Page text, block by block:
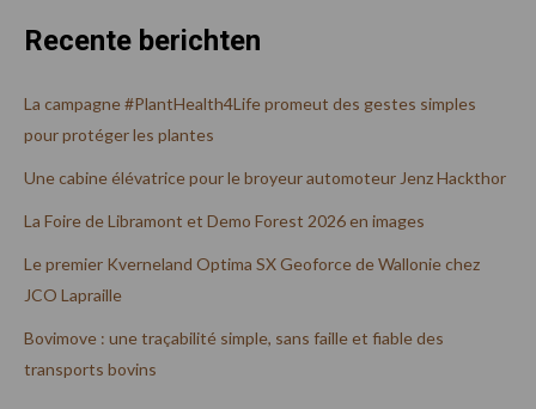
Recente berichten
La campagne #PlantHealth4Life promeut des gestes simples
pour protéger les plantes
Une cabine élévatrice pour le broyeur automoteur Jenz Hackthor
La Foire de Libramont et Demo Forest 2026 en images
Le premier Kverneland Optima SX Geoforce de Wallonie chez
JCO Lapraille
Bovimove : une traçabilité simple, sans faille et fiable des
transports bovins